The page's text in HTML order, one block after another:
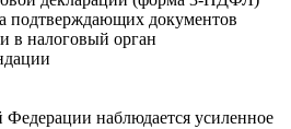
подтверждающих документов
в налоговый орган
Федерации наблюдается усиленное